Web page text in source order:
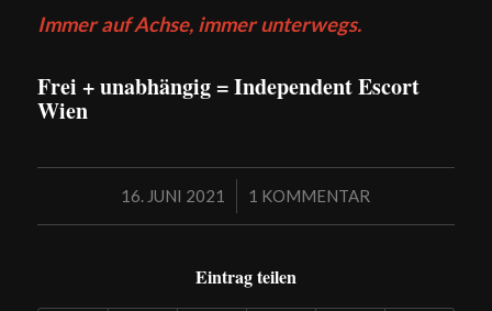
Immer auf Achse, immer unterwegs.
Frei + unabhängig = Independent Escort
Wien
16. JUNI 2021
/ 1 KOMMENTAR
Eintrag teilen